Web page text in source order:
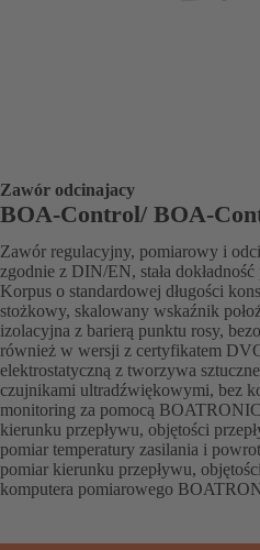
Zawór odcinajacy
BOA-Control/
Zawór regulacyjny, pomiarowy i
zgodnie z DIN/EN, stała
Korpus o standardowej długości
stożkowy, skalowany wskaźnik
izolacyjna z barierą punktu rosy,
również w wersji z certyfikatem
elektrostatyczną z tworzywa
czujnikami ultradźwiękowymi, bez
monitoring za pomocą
kierunku przepływu, objętości
pomiar temperatury zasilania i
pomiar kierunku przepływu,
komputera pomiarowego